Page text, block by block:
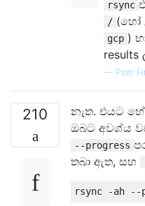
rsync
/ (හෝ
gcp )
— Piotr
210 නැත. එයට
ඔබට අවශ්ය
--progress
තබා ඇත, සහ